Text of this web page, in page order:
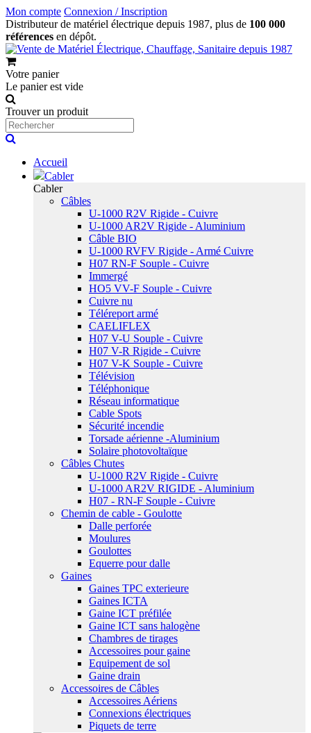
Mon compte Connexion / Inscription
Distributeur de matériel électrique depuis 1987, plus de 100 000
références en dépôt.
Votre panier
Le panier est vide
Trouver un produit
Accueil
Cabler
Cabler
Câbles
U-1000 R2V Rigide - Cuivre
U-1000 AR2V Rigide - Aluminium
Câble BIO
U-1000 RVFV Rigide - Armé Cuivre
H07 RN-F Souple - Cuivre
Immergé
HO5 VV-F Souple - Cuivre
Cuivre nu
Téléreport armé
CAELIFLEX
H07 V-U Souple - Cuivre
H07 V-R Rigide - Cuivre
H07 V-K Souple - Cuivre
Télévision
Téléphonique
Réseau informatique
Cable Spots
Sécurité incendie
Torsade aérienne -Aluminium
Solaire photovoltaïque
Câbles Chutes
U-1000 R2V Rigide - Cuivre
U-1000 AR2V RIGIDE - Aluminium
H07 - RN-F Souple - Cuivre
Chemin de cable - Goulotte
Dalle perforée
Moulures
Goulottes
Equerre pour dalle
Gaines
Gaines TPC exterieure
Gaines ICTA
Gaine ICT préfilée
Gaine ICT sans halogène
Chambres de tirages
Accessoires pour gaine
Equipement de sol
Gaine drain
Accessoires de Câbles
Accessoires Aériens
Connexions électriques
Piquets de terre